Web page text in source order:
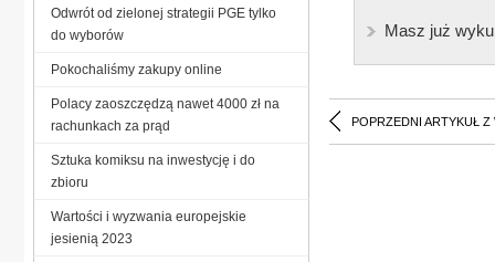
Masz już
POPRZEDNI ARTYKUŁ Z
Odwrót od zielonej strategii PGE tylko
do wyborów
Pokochaliśmy zakupy online
Polacy zaoszczędzą nawet 4000 zł na
rachunkach za prąd
Sztuka komiksu na inwestycję i do
zbioru
Wartości i wyzwania europejskie
jesienią 2023